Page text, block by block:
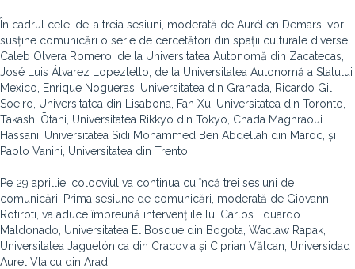
În cadrul celei de-a treia sesiuni, moderată de Aurélien Demars, vor
susține comunicări o serie de cercetători din spații culturale diverse:
Caleb Olvera Romero, de la Universitatea Autonomă din Zacatecas,
José Luis Álvarez Lopeztello, de la Universitatea Autonomă a Statului
Mexico, Enrique Nogueras, Universitatea din Granada, Ricardo Gil
Soeiro, Universitatea din Lisabona, Fan Xu, Universitatea din Toronto,
Takashi Ōtani, Universitatea Rikkyo din Tokyo, Chada Maghraoui
Hassani, Universitatea Sidi Mohammed Ben Abdellah din Maroc, și
Paolo Vanini, Universitatea din Trento.
Pe 29 aprillie, colocviul va continua cu încă trei sesiuni de
comunicări. Prima sesiune de comunicări, moderată de Giovanni
Rotiroti, va aduce împreună intervențiile lui Carlos Eduardo
Maldonado, Universitatea El Bosque din Bogota, Waclaw Rapak,
Universitatea Jaguelónica din Cracovia și Ciprian Vălcan, Universidad
Aurel Vlaicu din Arad.